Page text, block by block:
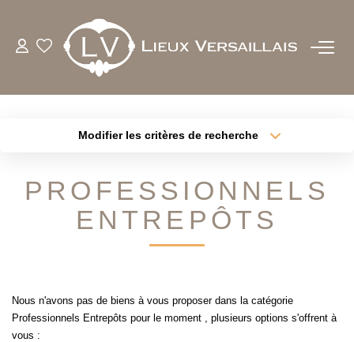
LOUER
BIENS VENDUS
QUI SOMMES-NOUS
Modifier les critères de recherche
Sélectionnez...
Type de bien
Surface min
PROFESSIONNELS
ENTREPÔTS
Nous n'avons pas de biens à vous proposer dans la catégorie
Professionnels Entrepôts pour le moment , plusieurs options s'offrent à
vous :